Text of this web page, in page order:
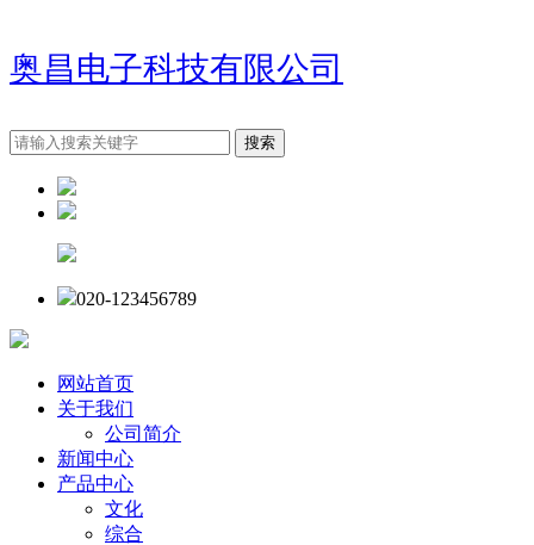
奥昌电子科技有限公司
020-123456789
网站首页
关于我们
公司简介
新闻中心
产品中心
文化
综合